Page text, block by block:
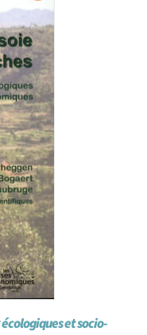
et socio-